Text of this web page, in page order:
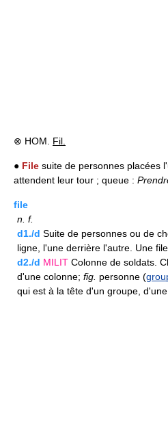
⊗ HOM. Fil.
● File suite de personnes placées
attendent leur tour ; queue :
file
n. f.
d1./d Suite de personnes ou de
ligne, l'une derrière l'autre. Une
d2./d MILIT Colonne de soldats.
d'une colonne; fig. personne (
qui est à la tête d'un groupe,